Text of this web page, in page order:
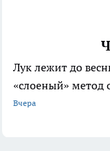
Лук лежит до
«слоеный» метод
Вчера